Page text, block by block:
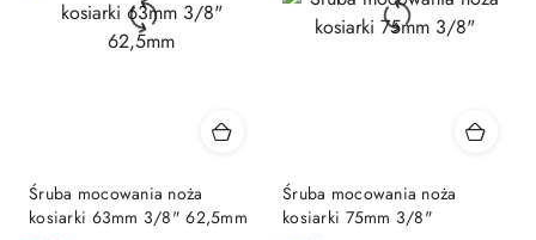
Śruba mocowania noża
kosiarki 63mm 3/8" 62,5mm
Śruba mocowania noża
kosiarki 75mm 3/8"